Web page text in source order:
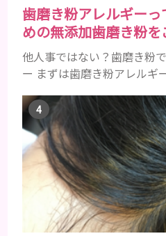
歯磨き粉アレルギー
めの無添加歯磨き粉を
他人事ではない？歯磨き粉
ー まずは歯磨き粉アレルギ
まれるアレルギーを起こす
普段お使いの歯磨き粉に含
レルギーを引き起こすおそ
すね。 •フッ素･･･歯の表面
たり、虫歯と防ぐ働きを持つ
粉の風味や爽...